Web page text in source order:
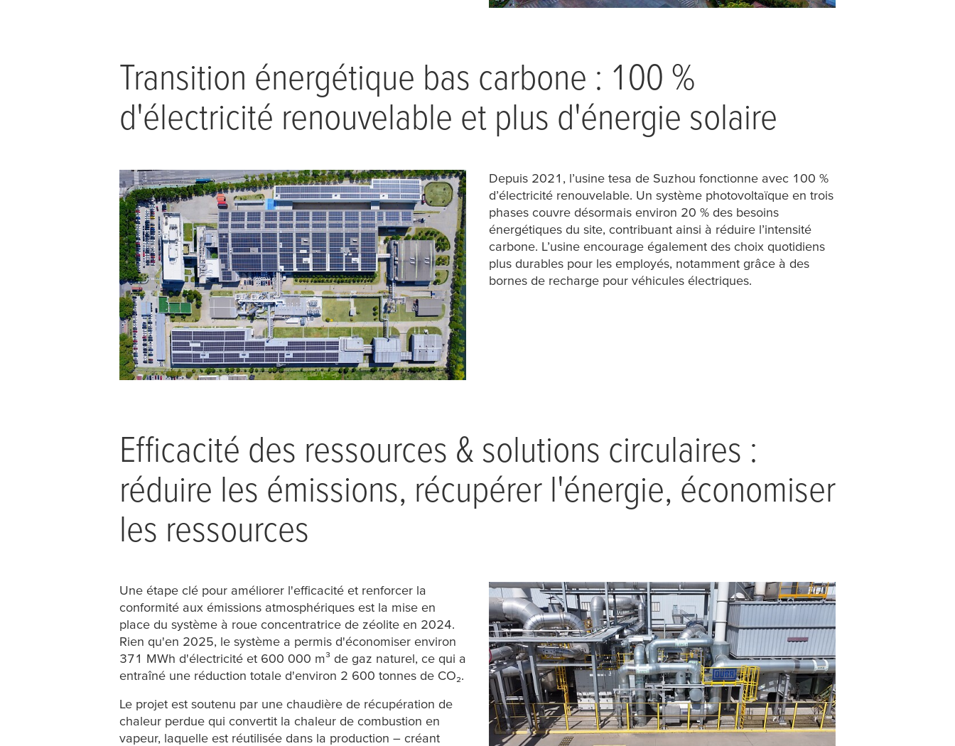
Transition énergétique bas carbone : 100 %
d'électricité renouvelable et plus d'énergie solaire
Depuis 2021, l’usine tesa de Suzhou fonctionne avec 100 %
d’électricité renouvelable. Un système photovoltaïque en trois
phases couvre désormais environ 20 % des besoins
énergétiques du site, contribuant ainsi à réduire l’intensité
carbone. L’usine encourage également des choix quotidiens
plus durables pour les employés, notamment grâce à des
bornes de recharge pour véhicules électriques.
Efficacité des ressources & solutions circulaires :
réduire les émissions, récupérer l'énergie, économiser
les ressources
Une étape clé pour améliorer l'efficacité et renforcer la
conformité aux émissions atmosphériques est la mise en
place du système à roue concentratrice de zéolite en 2024.
Rien qu'en 2025, le système a permis d'économiser environ
371 MWh d'électricité et 600 000 m³ de gaz naturel, ce qui a
entraîné une réduction totale d'environ 2 600 tonnes de CO₂.
Le projet est soutenu par une chaudière de récupération de
chaleur perdue qui convertit la chaleur de combustion en
vapeur, laquelle est réutilisée dans la production – créant